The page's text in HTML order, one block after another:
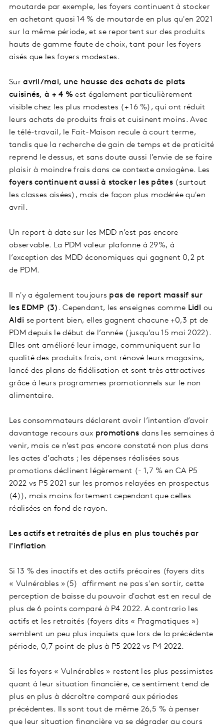
moutarde par exemple, les foyers continuent à stocker
en achetant quasi 14 % de moutarde en plus qu'en 2021
sur la même période, et se reportent sur des produits
hauts de gamme faute de choix, tant pour les foyers
aisés que les foyers modestes.
Suravril/mai, une hausse des achats de plats
cuisinés, à + 4 % est également particulièrement
visible chez les plus modestes (+ 16 %), qui ont réduit
leurs achats de produits frais et cuisinent moins. Avec
le télé-travail, le Fait-Maison recule à court terme,
tandis que la recherche de gain de temps et de praticité
reprend le dessus, et sans doute aussi l’envie de se faire
plaisir à moindre frais dans ce contexte anxiogène. Les
foyers continuent aussi à stocker les pâtes(surtout
les classes aisées), mais de façon plus modérée qu'en
avril.
Un report à date sur les MDD n’est pas encore
observable. La PDM valeur plafonne à 29%, à
l’exception des MDD économiques qui gagnent 0,2 pt
de PDM.
Il n'y a également toujours pas de report massif sur
les EDMP (3) . Cependant, les enseignes comme Lidl
ou
Aldi se portent bien, elles gagnent chacune +0,3 pt de
PDM depuis le début de l’année (jusqu’au 15 mai 2022).
Elles ont amélioré leur image, communiquent sur la
qualité des produits frais, ont rénové leurs magasins,
lancé des plans de fidélisation et sont très attractives
grâce à leurs programmes promotionnels sur le non
alimentaire.
Les consommateurs déclarent avoir l’intention d’avoir
davantage recours aux promotions dans les semaines à
venir, mais ce n’est pas encore constaté non plus dans
les actes d’achats ; les dépenses réalisées sous
promotions déclinent légèrement (- 1,7 % en CA P5
2022 vs P5 2021 sur les promos relayées en prospectus
(4)), mais moins fortement cependant que celles
réalisées en fond de rayon.
Les actifs et retraités de plus en plus touchés par
l'inflation
Si 13 % des inactifs et des actifs précaires (foyers dits
« Vulnérables »(5) affirment ne pas s'en sortir, cette
perception de baisse du pouvoir d'achat est en recul de
plus de 6 points comparé à P4 2022. A contrario les
actifs et les retraités (foyers dits « Pragmatiques »)
semblent un peu plus inquiets que lors de la précédente
période, 0,7 point de plus à P5 2022 vs P4 2022.
Si les foyers « Vulnérables » restent les plus pessimistes
quant à leur situation financière, ce sentiment tend de
plus en plus à décroître comparé aux périodes
précédentes. Ils sont tout de même 26,5 % à penser
que leur situation financière va se dégrader au cours